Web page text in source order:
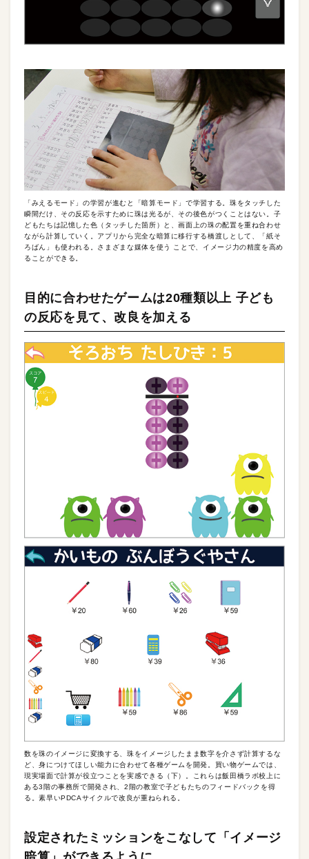
「みえるモード」の学習が進むと「暗算モード」で学習する。珠をタッチした
瞬間だけ、その反応を示すために珠は光るが、その後色がつくことはない。子
どもたちは記憶した色（タッチした箇所）と、画面上の珠の配置を重ね合わせ
ながら計算していく。アプリから完全な暗算に移行する橋渡しとして、「紙そ
ろばん」も使われる。さまざまな媒体を使う ことで、イメージ力の精度を高め
ることができる。
目的に合わせたゲームは20種類以上 子ども
の反応を見て、改良を加える
数を珠のイメージに変換する、珠をイメージしたまま数字を介さず計算するな
ど、身につけてほしい能力に合わせて各種ゲームを開発。買い物ゲームでは、
現実場面で計算が役立つことを実感できる（下）。これらは飯田橋ラボ校上に
ある3階の事務所で開発され、2階の教室で子どもたちのフィードバックを得
る。素早いPDCAサイクルで改良が重ねられる。
設定されたミッションをこなして「イメージ